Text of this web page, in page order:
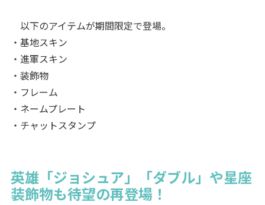
以下のアイテムが期間限定で登場。
・基地スキン
・進軍スキン
・装飾物
・フレーム
・ネームプレート
・チャットスタンプ
英雄「ジョシュア」「ダブル」や星座
装飾物も待望の再登場！